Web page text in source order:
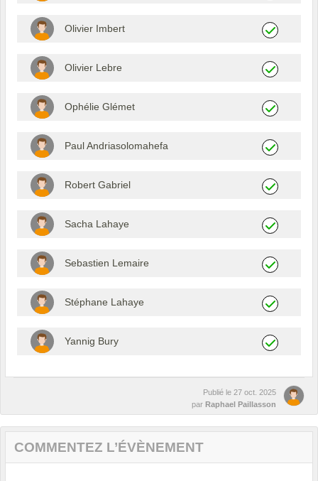
Olivier Imbert
Olivier Lebre
Ophélie Glémet
Paul Andriasolomahefa
Robert Gabriel
Sacha Lahaye
Sebastien Lemaire
Stéphane Lahaye
Yannig Bury
Publié le 27 oct. 2025
par Raphael Paillasson
COMMENTEZ L’ÉVÈNEMENT